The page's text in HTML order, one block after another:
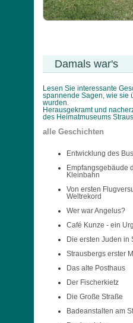
Damals war's
Lesen Sie interessante
spannende Sagen, wie sie
wurden.
Herausgekramt und
des Heimatmuseums
alle Geschichten
Entwicklung des
Empfangsgebäude
Kleinbahn
Von ersten
Weltrekord
Wer war Angelus?
Café Kunze - ein
Die ersten Juden in
Strausbergs erster
Das alte Posthaus
Der Fischerkietz
Die Große Straße
Badeanstalten am